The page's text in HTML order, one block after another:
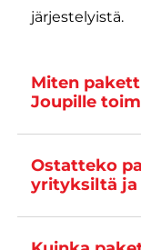
järjestelyistä.
Miten
Joupille
Ostatteko
yrityksiltä ja